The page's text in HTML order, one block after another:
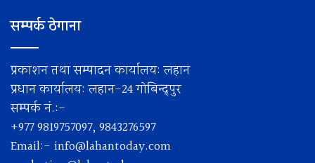
सम्पर्क ठेगाना
प्रकाशन तथा सम्पादन कार्यालय: लहान
प्रधान कार्यालय: लहान-24 गोबिन्द्पुर
सम्पर्क नं.:-
+977 9819757097, 9843276597
Email:- info@lahantoday.com